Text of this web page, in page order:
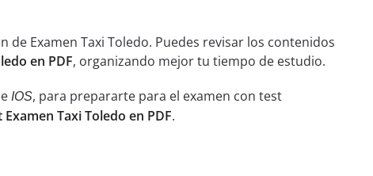
Examen Taxi Toledo. Puedes revisar los contenidos
en PDF, organizando mejor tu tiempo de estudio.
IOS, para prepararte para el examen con test
Examen Taxi Toledo en PDF.